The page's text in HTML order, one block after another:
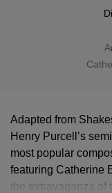
Adapted from
Henry Purcell’s
most popular
featuring Catherine
the extravaganza of